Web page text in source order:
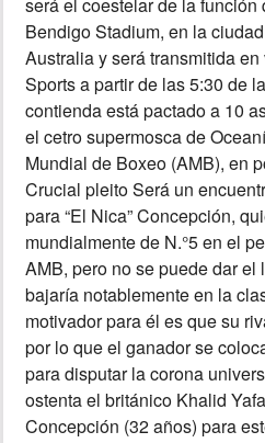
será el coestelar de la función
Bendigo Stadium, en la
Australia y será transmitida
Sports a partir de las 5:30 de
contienda está pactado a 10
el cetro supermosca de
Mundial de Boxeo (AMB), en
Crucial pleito Será un
para “El Nica” Concepción,
mundialmente de N.°5 en el
AMB, pero no se puede dar el
bajaría notablemente en la
motivador para él es que su
por lo que el ganador se
para disputar la corona
ostenta el británico Khalid
Concepción (32 años) para